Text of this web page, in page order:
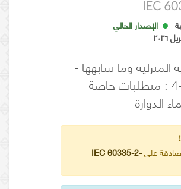
IEC
الإصدار الحالي
المنزلية وما شابهها -
السلامة الجزء 2-4 : متطلبات خاصة
الدوارة
علىIEC 60335-2-